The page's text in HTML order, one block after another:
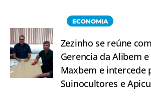
ECONOMIA
Zezinho se reúne
Gerencia da Alibem e
Maxbem e intercede
Suinocultores e